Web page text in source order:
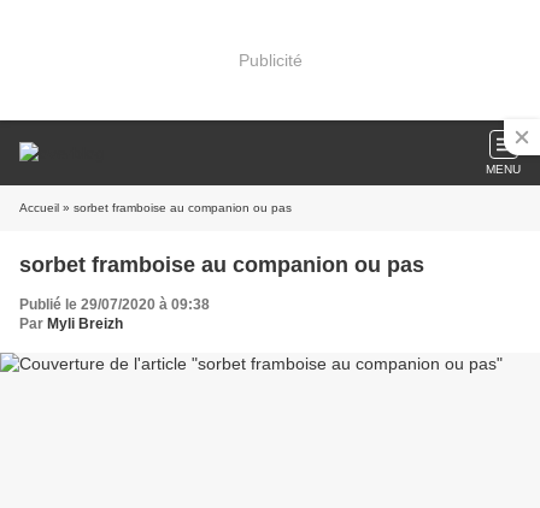
Publicité
MENU
Accueil » sorbet framboise au companion ou pas
sorbet framboise au companion ou pas
Publié le 29/07/2020 à 09:38
Par Myli Breizh